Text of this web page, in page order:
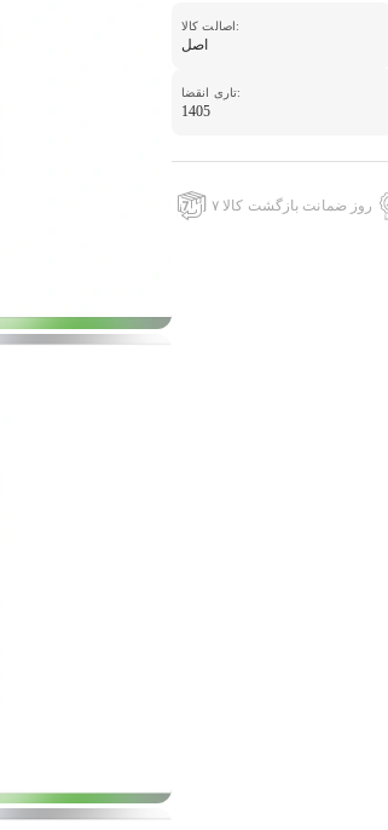
اصالت کالا:
اصل
تاری انقضا:
1405
۷ روز ضمانت بازگشت کالا